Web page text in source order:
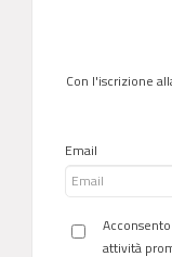
Con l'iscrizione
Email
attività